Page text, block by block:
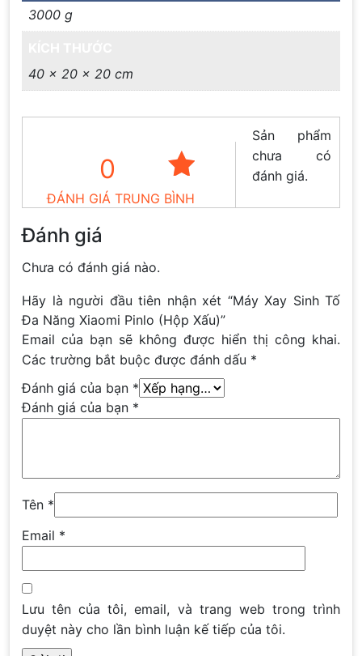
3000 g
40 × 20 × 20 cm
0
ĐÁNH GIÁ TRUNG BÌNH
Sản phẩm
chưa có
đánh giá.
Đánh giá
Chưa có đánh giá nào.
Hãy là người đầu tiên nhận xét “Máy Xay Sinh Tố
Đa Năng Xiaomi Pinlo (Hộp Xấu)”
Email của bạn sẽ không được hiển thị công khai.
Các trường bắt buộc được đánh dấu *
Đánh giá của bạn *
Đánh giá của bạn *
Tên *
Email *
Lưu tên của tôi, email, và trang web trong trình
duyệt này cho lần bình luận kế tiếp của tôi.